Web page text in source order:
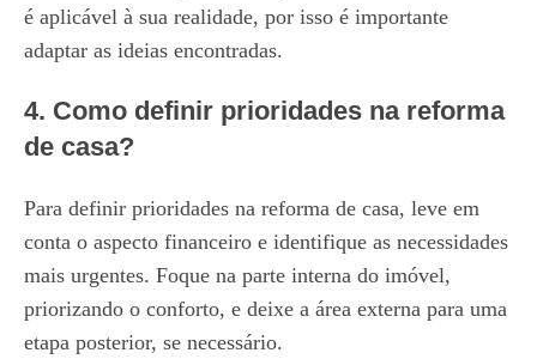
é aplicável à sua realidade, por isso é importante
adaptar as ideias encontradas.
4. Como definir prioridades na reforma
de casa?
Para definir prioridades na reforma de casa, leve em
conta o aspecto financeiro e identifique as necessidades
mais urgentes. Foque na parte interna do imóvel,
priorizando o conforto, e deixe a área externa para uma
etapa posterior, se necessário.